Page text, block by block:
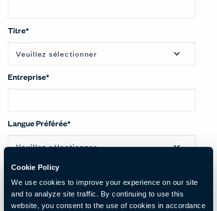
Cookie Policy
We use cookies to improve your experience on our site
and to analyze site traffic. By continuing to use this
website, you consent to the use of cookies in accordance
Titre*
Entreprise*
Langue Préférée*
Pays*